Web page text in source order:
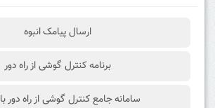
ارسال پیامک انبوه
برنامه کنترل گوشی از راه دور
سامانه جامع کنترل گوشی از راه دور